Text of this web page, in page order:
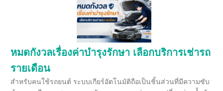
หมดกังวลเรื่องค่าบำรุงรักษา เลือกบริการเช่ารถ
รายเดือน
สำหรับคนใช้รถยนต์ ระบบเกียร์อัตโนมัติถือเป็นชิ้นส่วนที่มีความซับ